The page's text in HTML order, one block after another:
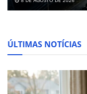
ÚLTIMAS NOTÍCIAS